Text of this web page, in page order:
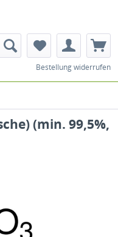
Bestellung widerrufen
(min. 99,5%,